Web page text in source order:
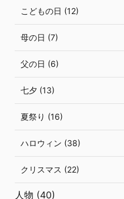
こどもの日 (12)
母の日 (7)
父の日 (6)
七夕 (13)
夏祭り (16)
ハロウィン (38)
クリスマス (22)
人物 (40)